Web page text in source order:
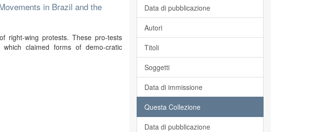
in Brazil and the
right-wing protests. These pro-tests
claimed forms of demo-cratic
Data di pubblicazione
Autori
Titoli
Soggetti
Data di immissione
Questa Collezione
Data di pubblicazione